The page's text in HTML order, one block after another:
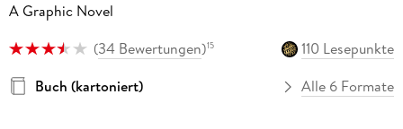
A Graphic Novel
(34 Bewertungen)15
110 Lesepunkte
Buch (kartoniert)
Alle 6 Formate